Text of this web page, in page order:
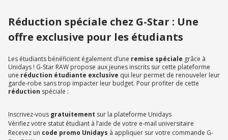
Réduction spéciale chez G-Star : Une
offre exclusive pour les étudiants
Les étudiants bénéficient également d’une remise spéciale grâce à
Unidays ! G-Star RAW propose aux jeunes inscrits sur cette plateforme
une réduction étudiante exclusive qui leur permet de renouveler leur
garde-robe sans trop impacter leur budget. Pour profiter de cette
réduction spéciale :
Inscrivez-vous gratuitement sur la plateforme Unidays
Vérifiez votre statut étudiant à l’aide de votre e-mail universitaire
Recevez un code promo Unidays à appliquer sur votre commande G-